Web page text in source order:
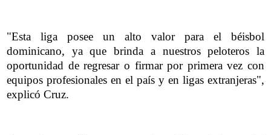
"Esta liga posee un alto valor para el béisbol
dominicano, ya que brinda a nuestros peloteros la
oportunidad de regresar o firmar por primera vez con
equipos profesionales en el país y en ligas extranjeras",
explicó Cruz.